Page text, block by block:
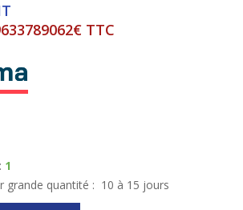
TTC
1
grande quantité : 10 à 15 jours